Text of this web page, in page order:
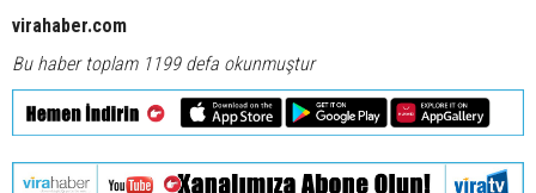
virahaber.com
Bu haber toplam 1199 defa okunmuştur